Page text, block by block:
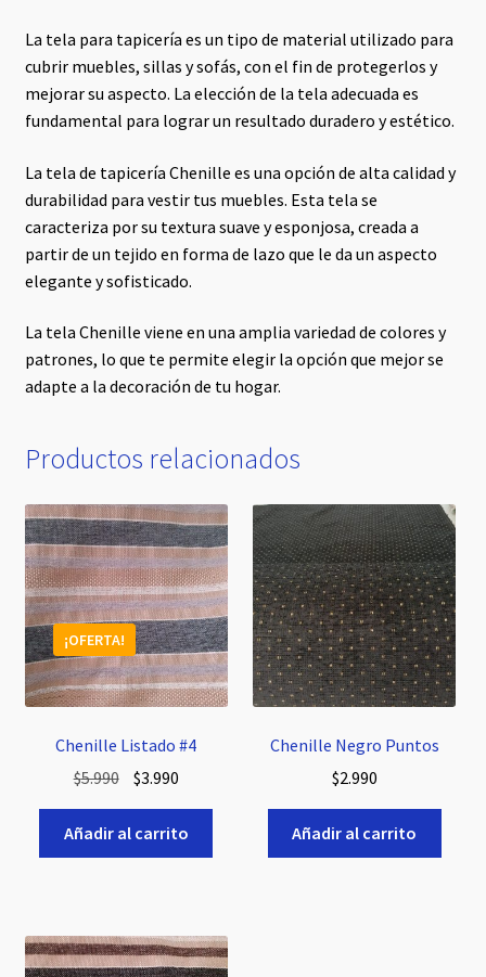
La tela para tapicería es un tipo de material utilizado para
cubrir muebles, sillas y sofás, con el fin de protegerlos y
mejorar su aspecto. La elección de la tela adecuada es
fundamental para lograr un resultado duradero y estético.
La tela de tapicería Chenille es una opción de alta calidad y
durabilidad para vestir tus muebles. Esta tela se
caracteriza por su textura suave y esponjosa, creada a
partir de un tejido en forma de lazo que le da un aspecto
elegante y sofisticado.
La tela Chenille viene en una amplia variedad de colores y
patrones, lo que te permite elegir la opción que mejor se
adapte a la decoración de tu hogar.
Productos relacionados
Chenille Listado #4
¡OFERTA!
$5.990 El
precio
original
era:
$3.990El
precio
actual
es:
Añadir al carrito
Chenille Negro Puntos
$2.990
Añadir al carrito